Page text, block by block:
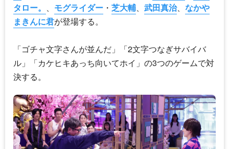
タロー。 、 モグライダー ・ 芝大輔、 武田真治、 なかや
まきんに君が登場する。
「ゴチャ文字さんが並んだ」「2文字つなぎサバイバ
ル」「カケヒキあっち向いてホイ」の3つのゲームで対
決する。